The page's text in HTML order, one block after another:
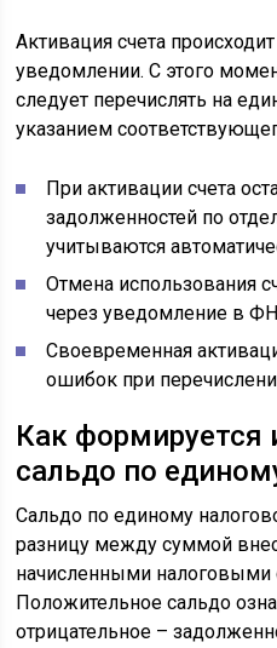
Активация счета
уведомлении. С этого
следует перечислять на
указанием
При активации счета
задолженностей по
учитываются
Отмена использования
через уведомление в
Своевременная
ошибок при
Как формируется
сальдо по
Сальдо по единому
разницу между суммой
начисленными налоговыми
Положительное сальдо
отрицательное –